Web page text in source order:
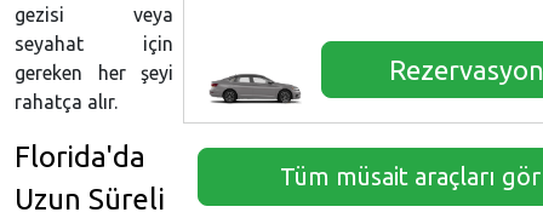
Rezervasyon
Tüm müsait araçları gör
gezisi veya
seyahat için
gereken her şeyi
rahatça alır.
Florida'da
Uzun Süreli